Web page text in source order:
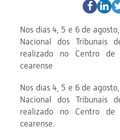
Nos dias 4, 5 e 6 de
Nacional dos Tribunais
realizado no Centro de
cearense
Nos dias 4, 5 e 6 de
Nacional dos Tribunais
realizado no Centro de
cearense.